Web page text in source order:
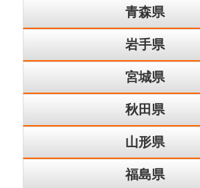
青森県
岩手県
宮城県
秋田県
山形県
福島県